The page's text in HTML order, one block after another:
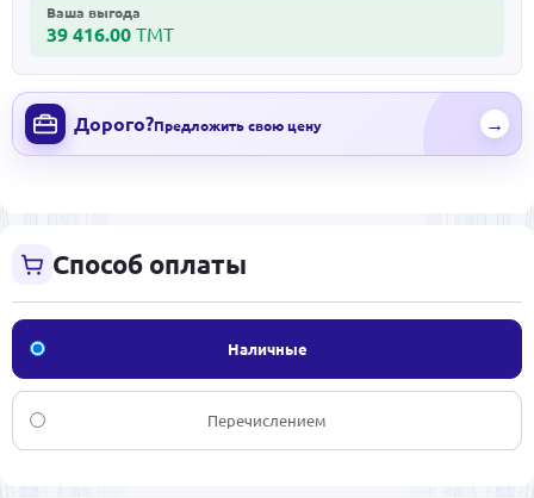
Ваша выгода
39 416.00 ТМТ
Дорого?Предложить свою цену →
Способ оплаты
Наличные
Перечислением